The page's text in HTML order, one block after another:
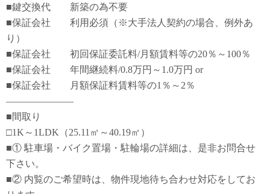
■鍵交換代 新築の為不要
■保証会社 利用必須（※大手法人契約の場合、例外あ
り）
■保証会社 初回保証委託料/月額賃料等の20％～100％
■保証会社 年間継続料/0.8万円～1.0万円 or
■保証会社 月額保証料賃料等の1％～2％
―――――――
■間取り
□1K～1LDK（25.11㎡～40.19㎡）
■① 駐車場・バイク置場・駐輪場の詳細は、是非お問合せ
下さい。
■② 内覧のご希望時は、物件現地待ち合わせ対応をしてお